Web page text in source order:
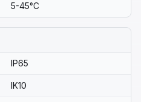
5-45°C
IP65
IK10